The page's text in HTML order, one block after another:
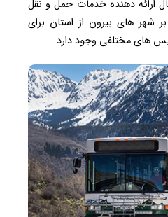
ارائه دهنده خدمات حمل و نقل
شهر های بیرون از استان برای
های مختلفی وجود دارد.